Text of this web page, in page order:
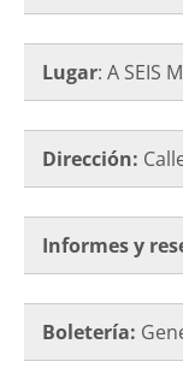
Lugar: A SEIS
Dirección:
Informes y
Boletería: